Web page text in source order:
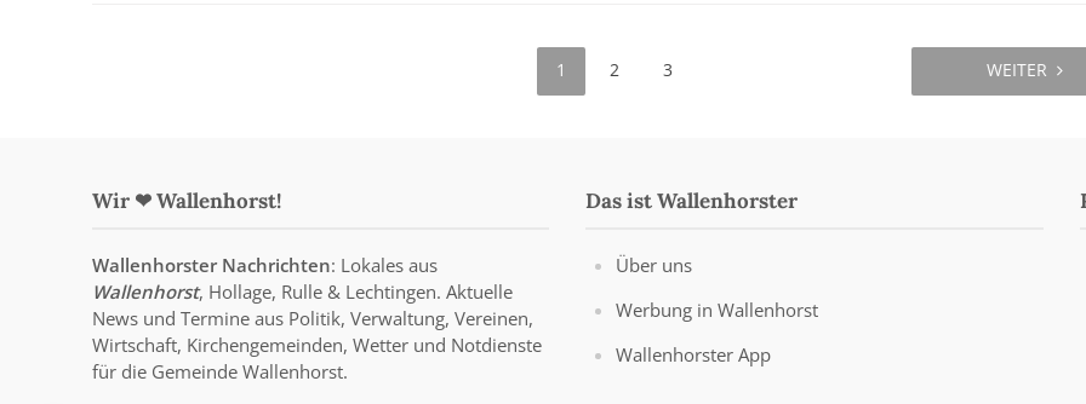
1 2 3 WEITER
Wir ❤ Wallenhorst!
Wallenhorster Nachrichten: Lokales aus
Wallenhorst, Hollage, Rulle & Lechtingen. Aktuelle
News und Termine aus Politik, Verwaltung, Vereinen,
Wirtschaft, Kirchengemeinden, Wetter und Notdienste
für die Gemeinde Wallenhorst.
Das ist Wallenhorster
Über uns
Werbung in Wallenhorst
Wallenhorster App